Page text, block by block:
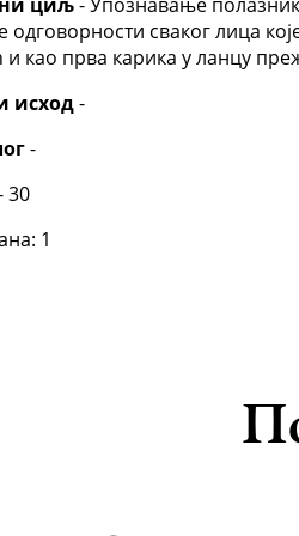
одговорности сваког лица
као прва карика у ланцу
исход-
-
30
1